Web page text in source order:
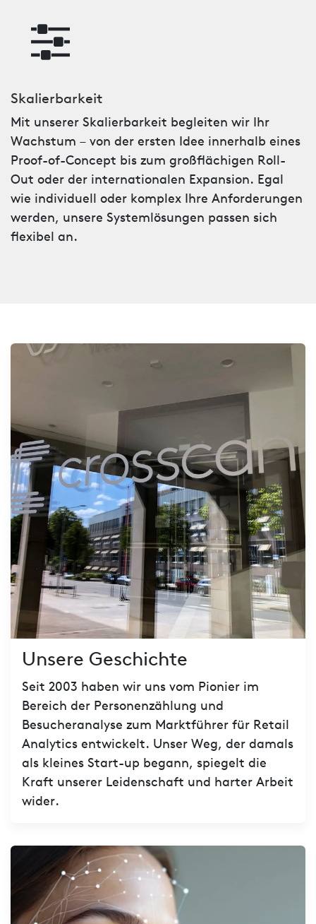
Skalierbarkeit
Mit unserer Skalierbarkeit begleiten wir Ihr
Wachstum – von der ersten Idee innerhalb eines
Proof-of-Concept bis zum großflächigen Roll-
Out oder der internationalen Expansion. Egal
wie individuell oder komplex Ihre Anforderungen
werden, unsere Systemlösungen passen sich
flexibel an.
Unsere Geschichte
Seit 2003 haben wir uns vom Pionier im
Bereich der Personenzählung und
Besucheranalyse zum Marktführer für Retail
Analytics entwickelt. Unser Weg, der damals
als kleines Start-up begann, spiegelt die
Kraft unserer Leidenschaft und harter Arbeit
wider.